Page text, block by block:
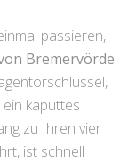
passieren,
Bremervörde
kaputtes
zu Ihren vier
ist schnell